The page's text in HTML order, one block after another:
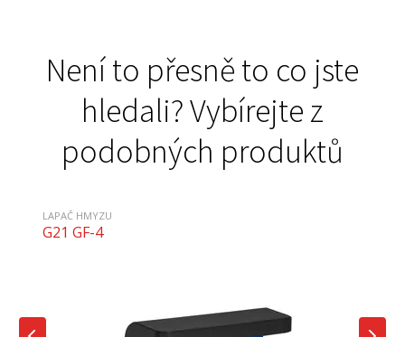
Není to přesně to co jste
hledali? Vybírejte z
podobných produktů
LAPAČ HMYZU
G21 GF-4